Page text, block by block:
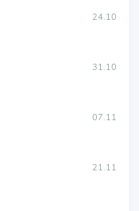
24.10
31.10
07.11
21.11